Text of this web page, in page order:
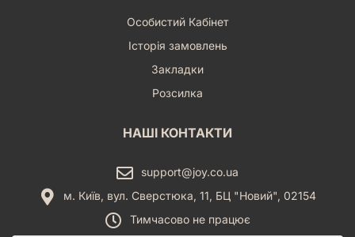
Особистий Кабінет
Історія замовлень
Закладки
Розсилка
НАШІ КОНТАКТИ
support@joy.co.ua
м. Київ, вул. Сверстюка, 11, БЦ "Новий", 02154
Тимчасово не працює